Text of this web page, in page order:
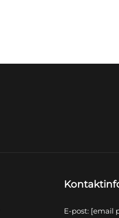
E-post: [email